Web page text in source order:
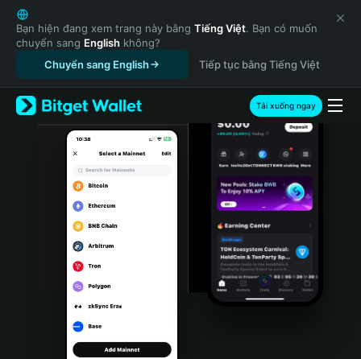
English
日本語
Tiếng Việt
Русский
Español (Latinoamérica)
Türkçe
Italiano
Português (Portugal)
Bahasa Indonesia
Português (Brasil)
Bạn hiện đang xem trang này bằng Tiếng Việt. Bạn có muốn
chuyển sang English không?
Chuyển sang English
Tiếp tục bằng Tiếng Việt
Tải xuống ngay